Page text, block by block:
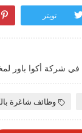
تويتر
وظائف شاغرة